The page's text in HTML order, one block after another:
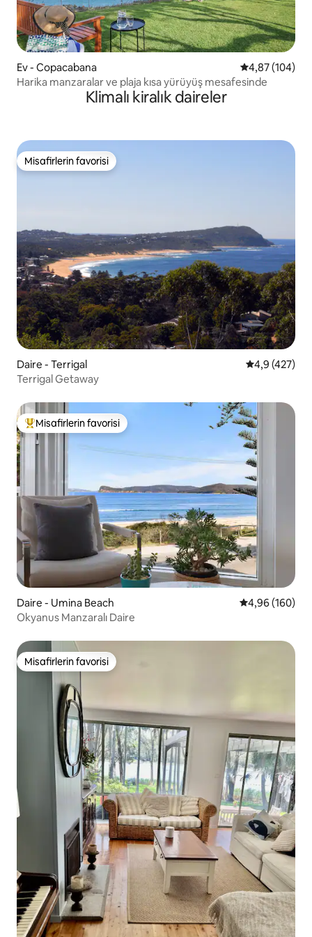
Ev - Copacabana 5 üzerinden
4,87 (104)
Harika manzaralar ve plaja kısa yürüyüş mesafesinde
Klimalı kiralık daireler
Misafirlerin favorisi
Misafirlerin favorisi
Daire - Terrigal 5 üzerinden
4,9 (427)
Terrigal Getaway
Misafirlerin favorilerinden en beğenilenler arasında
Misafirlerin favorisi
Daire - Umina Beach 5 üzerinden
4,96 (160)
Okyanus Manzaralı Daire
Misafirlerin favorisi
Misafirlerin favorisi